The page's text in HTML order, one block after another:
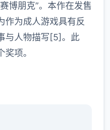
博朋克”。本作在发售
作为成人游戏具有反
与人物描写[5]。此
项。